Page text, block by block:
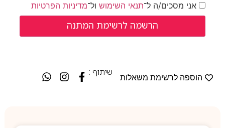
אני מסכים/ה ל־תנאי השימושול־מדיניות הפרטיות
הוספה לרשימת משאלות
שיתוף :